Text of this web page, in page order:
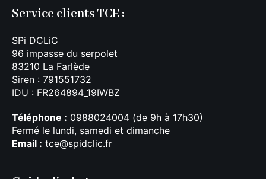
Service clients TCE :
SPi DCLiC
96 impasse du serpolet
83210 La Farlède
Siren : 791551732
IDU : FR264894_19IWBZ
Téléphone : 0988024004 (de 9h à 17h30)
Fermé le lundi, samedi et dimanche
Email : tce@spidclic.fr